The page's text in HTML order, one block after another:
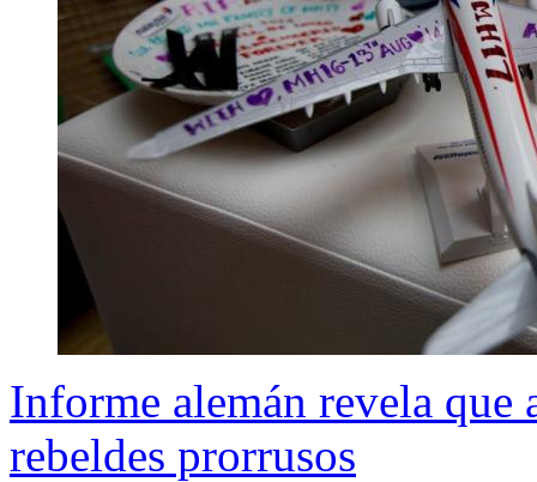
Informe alemán revela
rebeldes prorrusos